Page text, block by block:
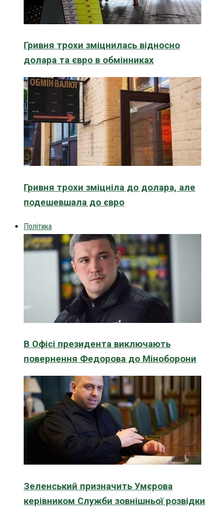
Гривня трохи зміцнилась відносно
долара та євро в обмінниках
Гривня трохи зміцніла до долара, але
подешевшала до євро
Політика
В Офісі президента виключають
повернення Федорова до Міноборони
Зеленський призначить Умєрова
керівником Служби зовнішньої розвідки